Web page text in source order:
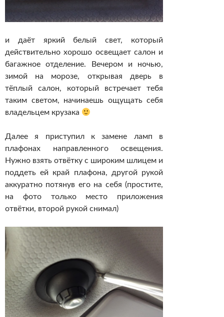
и даёт яркий белый свет, который
действительно хорошо освещает салон и
багажное отделение. Вечером и ночью,
зимой на морозе, открывая дверь в
тёплый салон, который встречает тебя
таким светом, начинаешь ощущать себя
владельцем крузака
Далее я приступил к замене ламп в
плафонах направленного освещения.
Нужно взять отвётку с широким шлицем и
поддеть ей край плафона, другой рукой
аккуратно потянув его на себя (простите,
на фото только место приложения
отвётки, второй рукой снимал)